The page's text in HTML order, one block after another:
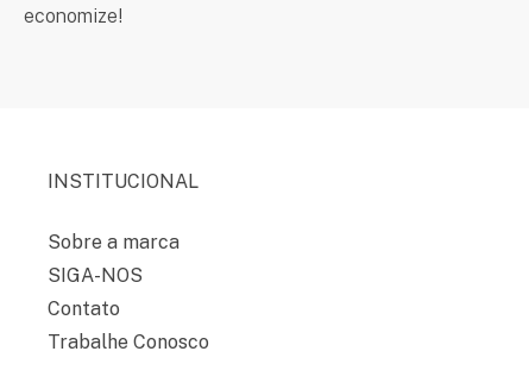
economize!
INSTITUCIONAL
Sobre a marca
SIGA-NOS
Contato
Trabalhe Conosco